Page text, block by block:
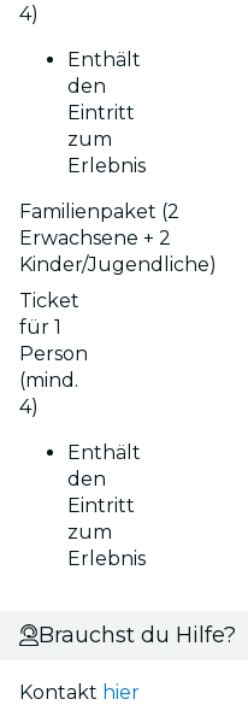
4)
Enthält
den
Eintritt
zum
Erlebnis
Familienpaket (2
Erwachsene + 2
Kinder/Jugendliche)
Ticket
für 1
Person
(mind.
4)
Enthält
den
Eintritt
zum
Erlebnis
Brauchst du Hilfe?
Kontakt hier